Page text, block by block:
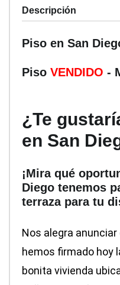
Descripción
Piso en San
Piso VENDIDO -
¿Te
en San
¡Mira qué
Diego tenemos
terraza para tu
Nos alegra
hemos firmado hoy
bonita vivienda